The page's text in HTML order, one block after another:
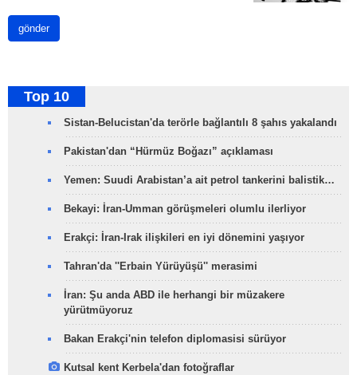
gönder
Top 10
Sistan-Belucistan'da terörle bağlantılı 8 şahıs yakalandı
Pakistan'dan “Hürmüz Boğazı” açıklaması
Yemen: Suudi Arabistan’a ait petrol tankerini balistik…
Bekayi: İran-Umman görüşmeleri olumlu ilerliyor
Erakçi: İran-Irak ilişkileri en iyi dönemini yaşıyor
Tahran'da ''Erbain Yürüyüşü'' merasimi
İran: Şu anda ABD ile herhangi bir müzakere
yürütmüyoruz
Bakan Erakçi'nin telefon diplomasisi sürüyor
Kutsal kent Kerbela'dan fotoğraflar